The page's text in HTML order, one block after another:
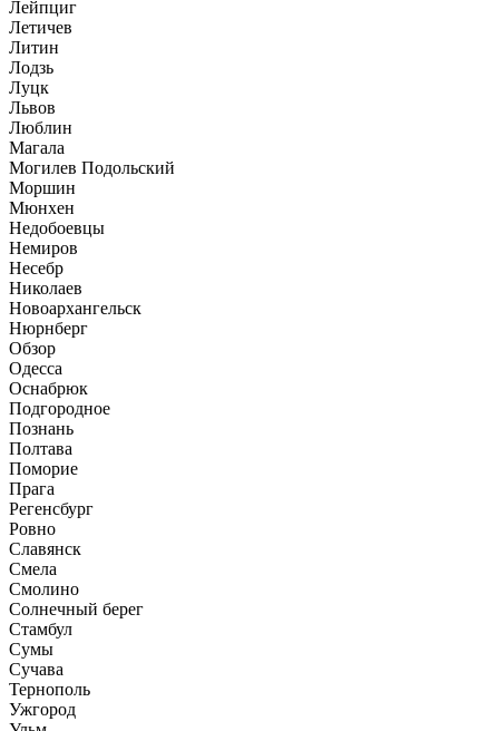
Лейпциг
Летичев
Литин
Лодзь
Луцк
Львов
Люблин
Магала
Могилев Подольский
Моршин
Мюнхен
Недобоевцы
Немиров
Несебр
Николаев
Новоархангельск
Нюрнберг
Обзор
Одесса
Оснабрюк
Подгородное
Познань
Полтава
Поморие
Прага
Регенсбург
Ровно
Славянск
Смела
Смолино
Солнечный берег
Стамбул
Сумы
Сучава
Тернополь
Ужгород